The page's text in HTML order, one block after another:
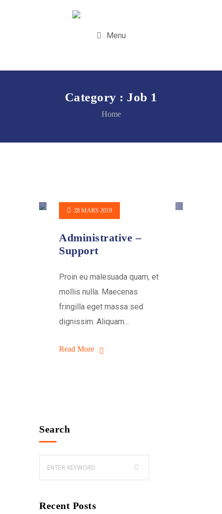
Menu
Category : Job 1
Home
Search
Recent Posts
28 MARS 2019
Administrative –
Support
Proin eu malesuada quam, et
mollis nulla. Maecenas
fringilla eget massa sed
dignissim. Aliquam...
Read More